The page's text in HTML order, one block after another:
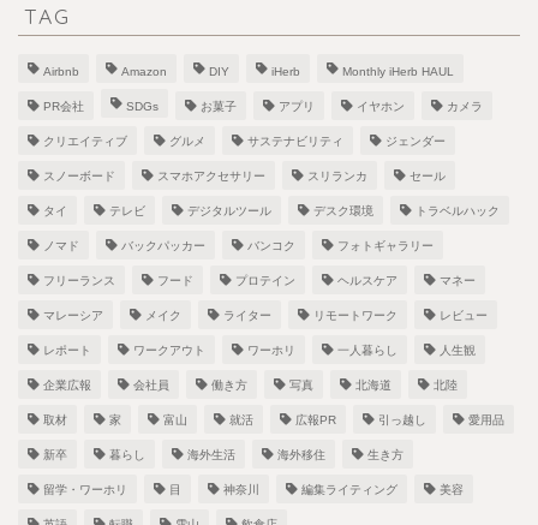
TAG
Airbnb Amazon DIY iHerb Monthly iHerb HAUL
PR会社 SDGs お菓子 アプリ イヤホン カメラ
クリエイティブ グルメ サステナビリティ ジェンダー
スノーボード スマホアクセサリー スリランカ セール
タイ テレビ デジタルツール デスク環境 トラベルハック
ノマド バックパッカー バンコク フォトギャラリー
フリーランス フード プロテイン ヘルスケア マネー
マレーシア メイク ライター リモートワーク レビュー
レポート ワークアウト ワーホリ 一人暮らし 人生観
企業広報 会社員 働き方 写真 北海道 北陸
取材 家 富山 就活 広報PR 引っ越し 愛用品
新卒 暮らし 海外生活 海外移住 生き方
留学・ワーホリ 目 神奈川 編集ライティング 美容